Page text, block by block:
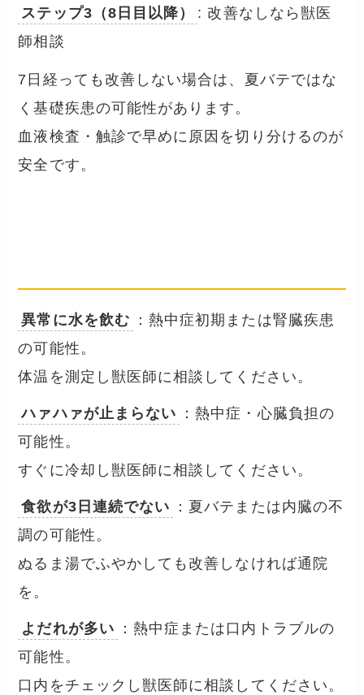
ステップ3（8日目以降）
: 改善なしなら獣医
師相談
7日経っても改善しない場合は、夏バテではな
く基礎疾患の可能性があります。
血液検査・触診で早めに原因を切り分けるのが
安全です。
異常に水を飲む
：熱中症初期または腎臓疾患
の可能性。
体温を測定し獣医師に相談してください。
ハァハァが止まらない
：熱中症・心臓負担の
可能性。
すぐに冷却し獣医師に相談してください。
食欲が3日連続でない
：夏バテまたは内臓の不
調の可能性。
ぬるま湯でふやかしても改善しなければ通院
を。
よだれが多い
：熱中症または口内トラブルの
可能性。
口内をチェックし獣医師に相談してください。